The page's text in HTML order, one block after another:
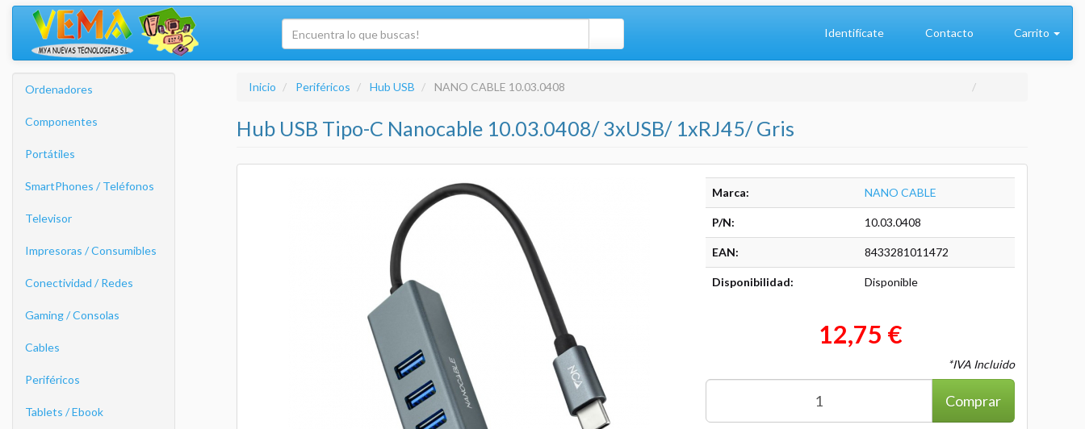
Identifícate Contacto Carrito
Ordenadores
Componentes
Portátiles
SmartPhones / Teléfonos
Televisor
Impresoras / Consumibles
Conectividad / Redes
Gaming / Consolas
Cables
Periféricos
Tablets / Ebook
Inicio Periféricos Hub USB NANO CABLE 10.03.0408
Hub USB Tipo-C Nanocable 10.03.0408/ 3xUSB/ 1xRJ45/ Gris
Marca: NANO CABLE
P/N: 10.03.0408
EAN: 8433281011472
Disponibilidad: Disponible
12,75 €
*IVA Incluido
Comprar